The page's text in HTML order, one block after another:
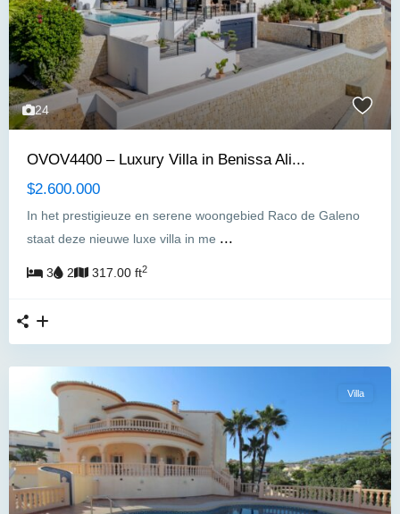
24
OVOV4400 – Luxury Villa in Benissa Ali...
$2.600.000
In het prestigieuze en serene woongebied Raco de Galeno
staat deze nieuwe luxe villa in me ...
3 2 317.00 ft2
Villa